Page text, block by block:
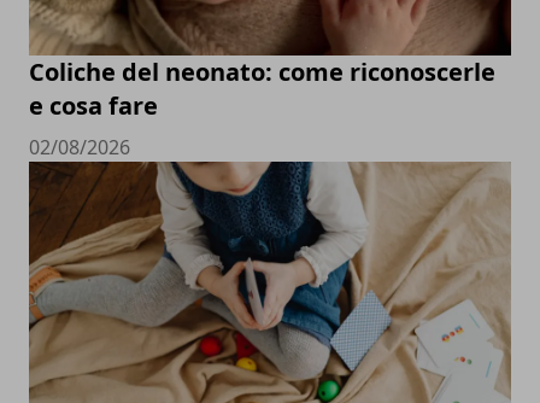
Coliche del neonato: come riconoscerle
e cosa fare
02/08/2026